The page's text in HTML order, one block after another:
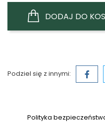
DODAJ DO
Podziel się z innymi:
Polityka